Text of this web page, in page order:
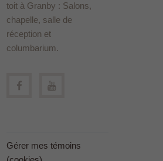
toit à Granby : Salons,
chapelle, salle de
réception et
columbarium.
Gérer mes témoins